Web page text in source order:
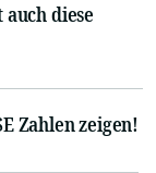
diese
Zahlen zeigen!